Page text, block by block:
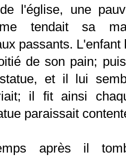
l'église, une
tendait sa
passants. L'enfant
de son pain;
et il lui
il fit ainsi
paraissait
après il